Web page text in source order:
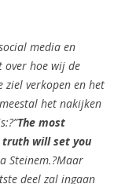
media en
over hoe wij de
ziel verkopen en het
het nakijken
The most
truth will set you
Steinem.?Maar
deel zal ingaan